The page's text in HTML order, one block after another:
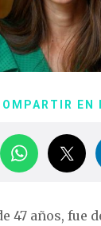
EN
47 años, fue